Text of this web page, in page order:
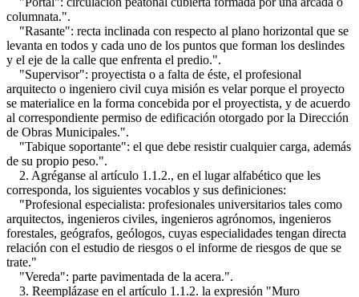
columnata.".
"Rasante": recta inclinada con respecto al plano horizontal que se
levanta en todos y cada uno de los puntos que forman los deslindes
y el eje de la calle que enfrenta el predio.".
"Supervisor": proyectista o a falta de éste, el profesional
arquitecto o ingeniero civil cuya misión es velar porque el proyecto
se materialice en la forma concebida por el proyectista, y de acuerdo
al correspondiente permiso de edificación otorgado por la Dirección
de Obras Municipales.".
"Tabique soportante": el que debe resistir cualquier carga, además
de su propio peso.".
2. Agréganse al artículo 1.1.2., en el lugar alfabético que les
corresponda, los siguientes vocablos y sus definiciones:
"Profesional especialista: profesionales universitarios tales como
arquitectos, ingenieros civiles, ingenieros agrónomos, ingenieros
forestales, geógrafos, geólogos, cuyas especialidades tengan directa
relación con el estudio de riesgos o el informe de riesgos de que se
trate."
"Vereda": parte pavimentada de la acera.".
3. Reemplázase en el artículo 1.1.2. la expresión "Muro